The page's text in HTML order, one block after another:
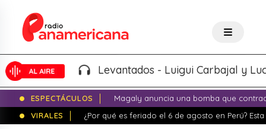
Levantados - Luigui Carbajal y Luciana
ESPECTÁCULOS
Magaly anuncia una bomba que
VIRALES
¿Por qué es feriado el 6 de agosto en Perú?